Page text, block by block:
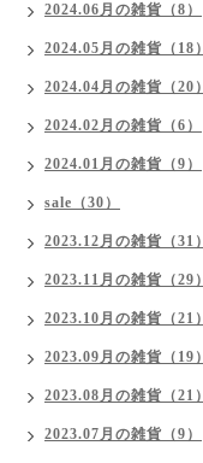
2024.06月の雑貨（8）
2024.05月の雑貨（18）
2024.04月の雑貨（20）
2024.02月の雑貨（6）
2024.01月の雑貨（9）
sale（30）
2023.12月の雑貨（31）
2023.11月の雑貨（29）
2023.10月の雑貨（21）
2023.09月の雑貨（19）
2023.08月の雑貨（21）
2023.07月の雑貨（9）